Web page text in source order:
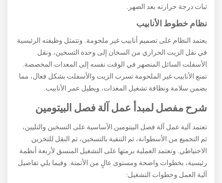
ثبات درجة حرارته بعد الصهر.
نظام خطوط الأنابيب
يعتمد النظام على تصميم أنابيب غير ملحومة. وتتمثل وظيفته الرئيسية
في نقل الزيت الحراري من السخان إلى وحدة التسخين، ونقل
الأسفلت السائل المنصهر في الوقت نفسه إلى المعدات المخصصة.
تمنع الأنابيب غير الملحومة تسرب الزيت والأسفلت بشكل فعال، مما
يضمن سلامة ونظافة تشغيل المعدات، ويطيل عمر الأنابيب.
شرح مفصل لمبدأ عمل آلة فصل البيتومين
تعتمد آلية عمل آلة فصل البيتومين الأساسية على التسخين والتليين،
ثم التجميع من الأسطوانة، ثم التنقية بالتسخين، ثم النقل للتخزين
الاحتياطي. وتعتمد العملية برمتها على التشغيل المنسق لأربعة أنظمة
رئيسية، بخطوات واضحة ومستوى عالٍ من الأتمتة. وفيما يلي تفاصيل
آلية العمل وخطوات التشغيل: